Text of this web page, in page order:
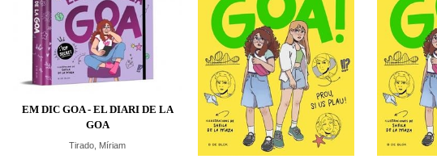
EM DIC GOA - EL DIARI DE LA
GOA
Tirado, Míriam